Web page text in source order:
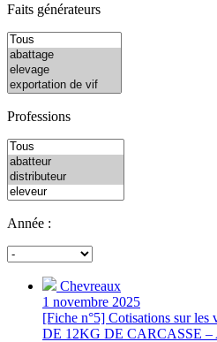
Faits générateurs
Professions
Année :
Chevreaux
1 novembre 2025
[Fiche n°5] Cotisations sur
DE 12KG DE CARCASSE